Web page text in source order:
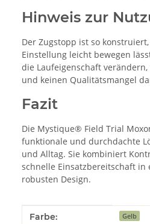
Hinweis zur
Der Zugstopp ist so
Einstellung leicht bewegen
die Laufeigenschaft
und keinen Qualitätsmangel
Fazit
Die Mystique® Field Trial
funktionale und durchdachte
und Alltag. Sie kombiniert
schnelle Einsatzbereitschaft in
robusten Design.
Produkteigenschaft
Wert
Farbe: Gelb